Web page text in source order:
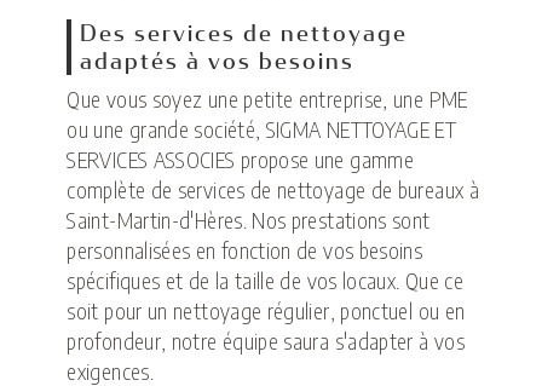
Des services de nettoyage
adaptés à vos besoins
Que vous soyez une petite entreprise, une PME
ou une grande société, SIGMA NETTOYAGE ET
SERVICES ASSOCIES propose une gamme
complète de services de nettoyage de bureaux à
Saint-Martin-d'Hères. Nos prestations sont
personnalisées en fonction de vos besoins
spécifiques et de la taille de vos locaux. Que ce
soit pour un nettoyage régulier, ponctuel ou en
profondeur, notre équipe saura s'adapter à vos
exigences.